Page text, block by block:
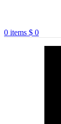
0 items $ 0